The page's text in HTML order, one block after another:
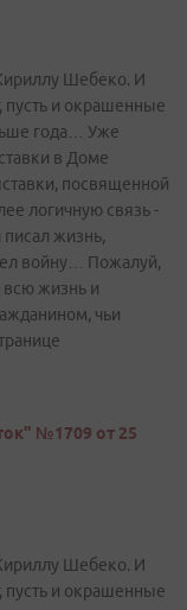
Шебеко. И
пусть и окрашенные
года… Уже
в Доме
посвященной
логичную связь -
жизнь,
войну… Пожалуй,
всю жизнь и
чьи
№1709 от 25
Шебеко. И
пусть и окрашенные